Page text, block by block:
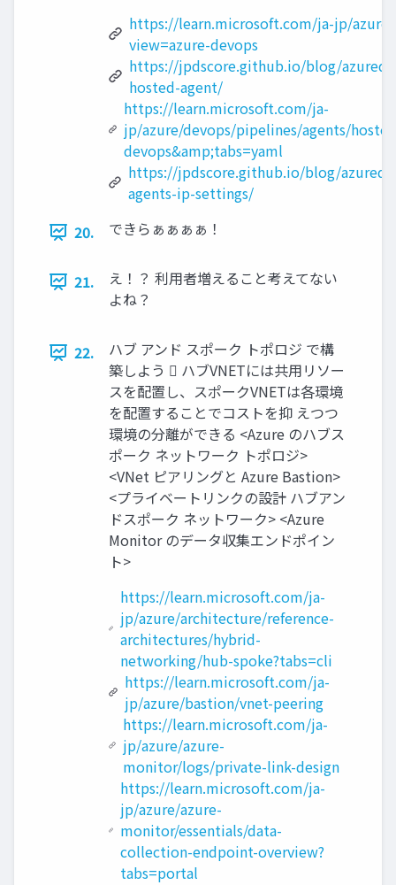
https://learn.microsoft.com/ja-jp/azure/
view=azure-devops
https://jpdscore.github.io/blog/
hosted-agent/
https://learn.microsoft.com/ja-
jp/azure/devops/pipelines/agents/
devops&amp;tabs=yaml
https://jpdscore.github.io/blog/
agents-ip-settings/
20.
できらぁぁぁぁ！
21.
え！？ 利用者増えること考えてない
よね？
22.
ハブ アンド スポーク トポロジ で構
築しよう  ハブVNETには共用リソー
スを配置し、スポークVNETは各環境
を配置することでコストを抑 えつつ
環境の分離ができる <Azure のハブス
ポーク ネットワーク トポロジ>
<VNet ピアリングと Azure Bastion>
<プライベートリンクの設計 ハブアン
ドスポーク ネットワーク> <Azure
Monitor のデータ収集エンドポイン
ト>
https://learn.microsoft.com/ja-
jp/azure/architecture/reference-
architectures/hybrid-
networking/hub-spoke?tabs=cli
https://learn.microsoft.com/ja-
jp/azure/bastion/vnet-peering
https://learn.microsoft.com/ja-
jp/azure/azure-
monitor/logs/private-link-design
https://learn.microsoft.com/ja-
jp/azure/azure-
monitor/essentials/data-
collection-endpoint-overview?
tabs=portal